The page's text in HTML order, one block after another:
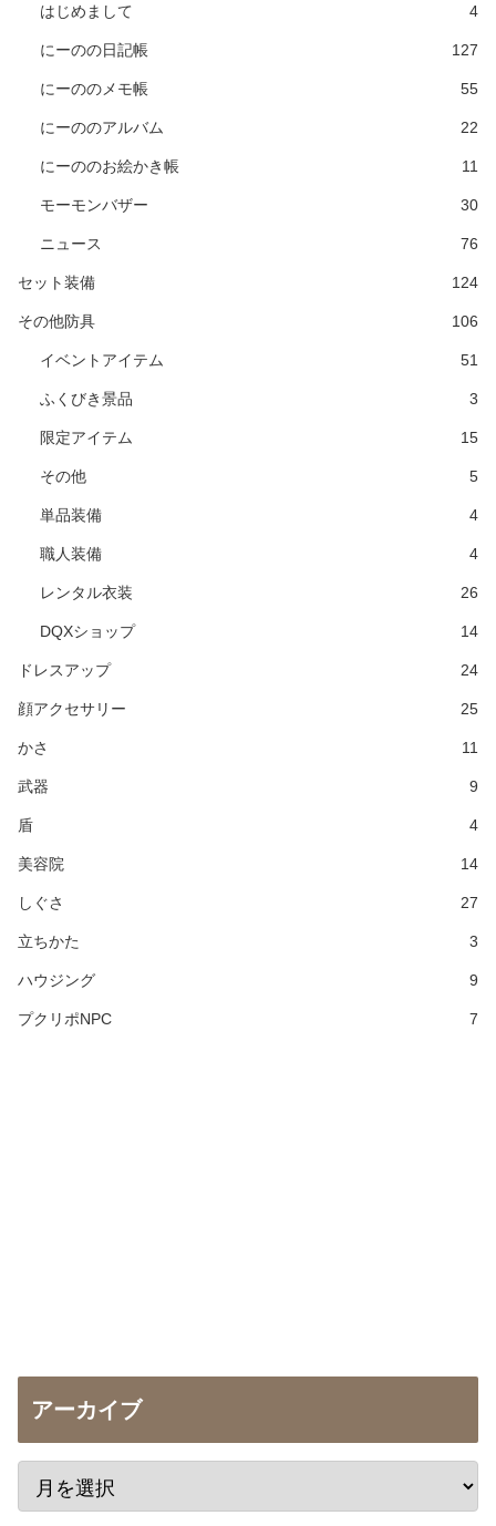
はじめまして 4
にーのの日記帳 127
にーののメモ帳 55
にーののアルバム 22
にーののお絵かき帳 11
モーモンバザー 30
ニュース 76
セット装備 124
その他防具 106
イベントアイテム 51
ふくびき景品 3
限定アイテム 15
その他 5
単品装備 4
職人装備 4
レンタル衣装 26
DQXショップ 14
ドレスアップ 24
顔アクセサリー 25
かさ 11
武器 9
盾 4
美容院 14
しぐさ 27
立ちかた 3
ハウジング 9
プクリポNPC 7
アーカイブ